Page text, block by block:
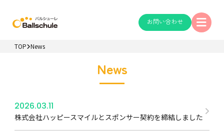
お問い合わせ
TOP News
News
2026.03.11
株式会社ハッピースマイルとスポンサー契約を締結しました